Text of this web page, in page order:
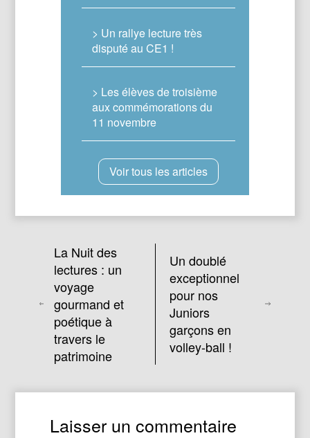
> Un rallye lecture très
disputé au CE1 !
> Les élèves de troisième
aux commémorations du
11 novembre
Voir tous les articles
La Nuit des
lectures : un
voyage
gourmand et
poétique à
travers le
patrimoine
Un doublé
exceptionnel
pour nos
Juniors
garçons en
volley-ball !
Laisser un commentaire